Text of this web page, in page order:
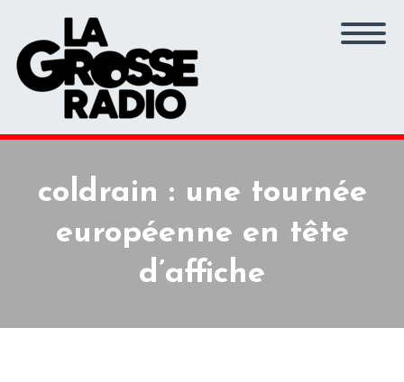
coldrain : une tournée
européenne en tête
d’affiche